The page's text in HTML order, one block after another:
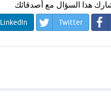
هذا السؤال مع أصدقائك
Twitter
LinkedIn